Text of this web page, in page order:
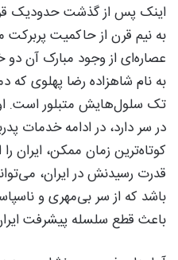
اینک پس از گذشت حدودیک
به نیم قرن از حاکمیت پربرکت
عصاره‌ای از وجود مبارک آن
به نام شاهزاده رضا پهلوی که
تک سلول‌هایش متبلور است.
در سر دارد، در ادامه خدمات
کوتاه‌ترین زمان ممکن، ایران
قدرت رسیدنش در ایران،
باعث قطع سلسله پیشرفت